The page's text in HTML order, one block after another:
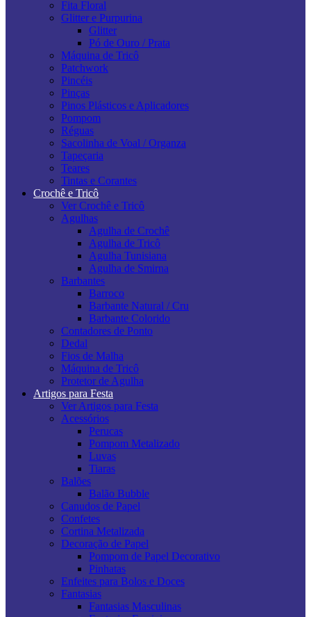
Fita Floral
Glitter e Purpurina
Glitter
Pó de Ouro / Prata
Máquina de Tricô
Patchwork
Pincéis
Pinças
Pinos Plásticos e Aplicadores
Pompom
Réguas
Sacolinha de Voal / Organza
Tapeçaria
Teares
Tintas e Corantes
Crochê e Tricô
Ver Crochê e Tricô
Agulhas
Agulha de Crochê
Agulha de Tricô
Agulha Tunisiana
Agulha de Smirna
Barbantes
Barroco
Barbante Natural / Cru
Barbante Colorido
Contadores de Ponto
Dedal
Fios de Malha
Máquina de Tricô
Protetor de Agulha
Artigos para Festa
Ver Artigos para Festa
Acessórios
Perucas
Pompom Metalizado
Luvas
Tiaras
Balões
Balão Bubble
Canudos de Papel
Confetes
Cortina Metalizada
Decoração de Papel
Pompom de Papel Decorativo
Pinhatas
Enfeites para Bolos e Doces
Fantasias
Fantasias Masculinas